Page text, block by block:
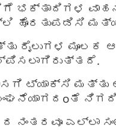
ಭಕ್ತಾದಿಗಳ
ಹೊರತುಪಡಿಸಿ
ರೈಲುಗಳ
ಟ್ಯಾಕ್ಸಿ
ಎಲ್ಲಾ